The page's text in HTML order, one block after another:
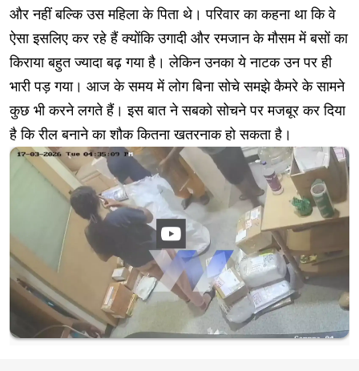
और नहीं बल्कि उस महिला के पिता थे। परिवार का कहना था कि वे
ऐसा इसलिए कर रहे हैं क्योंकि उगादी और रमजान के मौसम में बसों का
किराया बहुत ज्यादा बढ़ गया है। लेकिन उनका ये नाटक उन पर ही
भारी पड़ गया। आज के समय में लोग बिना सोचे समझे कैमरे के सामने
कुछ भी करने लगते हैं। इस बात ने सबको सोचने पर मजबूर कर दिया
है कि रील बनाने का शौक कितना खतरनाक हो सकता है।